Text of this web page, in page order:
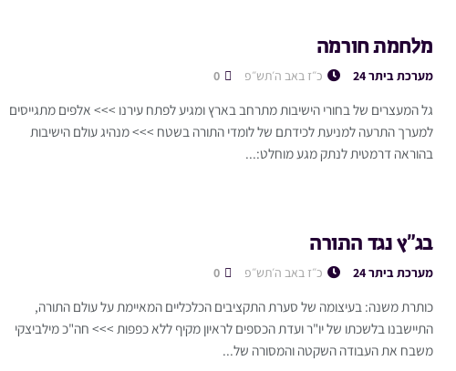
מלחמת חורמה
מערכת ביתר 24 כ״ז באב ה׳תש״פ
גל המעצרים של בחורי הישיבות מתרחב בארץ ומגיע לפתח עירנו >>> אלפים מתגייסים
למערך התרעה למניעת לכידתם של לומדי התורה בשטח >>> מנהיג עולם הישיבות
בהוראה דרמטית לנתק מגע מוחלט:...
בג”ץ נגד התורה
מערכת ביתר 24 כ״ז באב ה׳תש״פ
כותרת משנה: בעיצומה של סערת התקציבים הכלכליים המאיימת על עולם התורה,
התיישבנו בלשכתו של יו"ר ועדת הכספים לראיון מקיף ללא כפפות >>> חה"כ מילביצקי
משבח את העבודה השקטה והמסורה של...